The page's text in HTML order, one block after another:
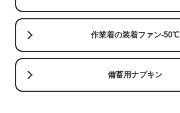
作業着の装着ファン-50℃
備蓄用ナプキン